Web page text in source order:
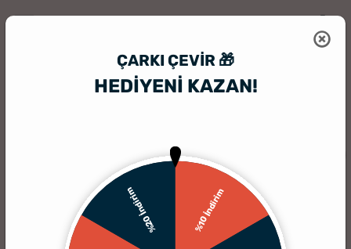
ÇARKI ÇEVIR 🎁
HEDİYENİ KAZAN!
%10 İndirim
%20 İndirim